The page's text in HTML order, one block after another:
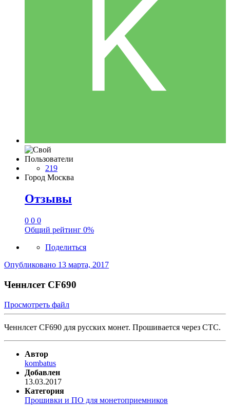
Пользователи
219
Город Москва
Отзывы
0 0 0
Общий рейтинг 0%
Поделиться
Опубликовано 13 марта, 2017
Ченнлсет CF690
Просмотреть файл
Ченнлсет CF690 для русских монет. Прошивается через СТС.
Автор
kombatus
Добавлен
13.03.2017
Категория
Прошивки и ПО для монетоприемников